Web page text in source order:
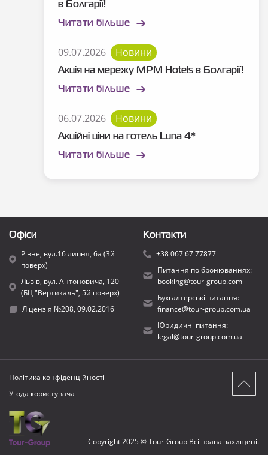
в Болгарії!
Читати більше
09.07.2026 Новини
Акція на мережу MPM Hotels в Болгарії!
Читати більше
06.07.2026 Новини
Акційні ціни на готель Luna 4*
Читати більше
Офіси
Рівне, вул.16 липня, 6а (3й
поверх)
Львів, вул. Антоновича, 120
(БЦ "Вертикаль", 5й поверх)
Ліцензія №208, 09.02.2016
Контакти
+38 067 67 77877
Питання по бронюваннях:
booking@tour-group.com
Бухгалтерські питання:
finance@tour-group.com.ua
Юридичні питання:
legal@tour-group.com.ua
Copyright 2025 © Tour-Group Всі права захищені.
Політика конфіденційності
Угода користувача